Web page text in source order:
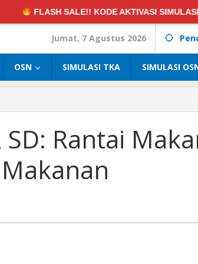
KODE AKTIVASI SIMULASI OSN/TKA:
Jumat, 7 Agustus 2026
OSN SIMULASI TKA SIMULASI
Rantai